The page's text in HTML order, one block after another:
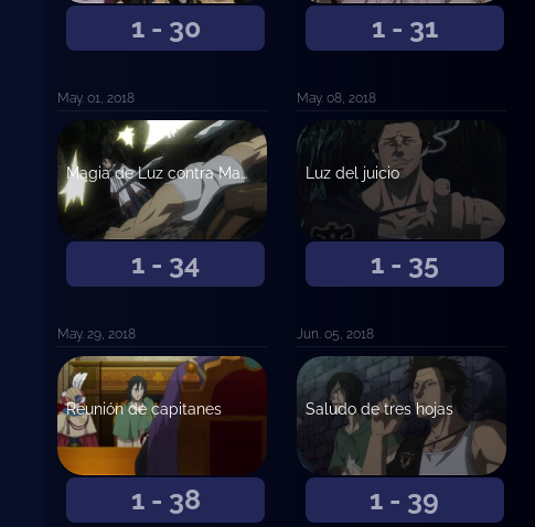
1 - 30
May. 01, 2018
1 - 31
May. 08, 2018
1 - 34
Magia de Luz contra Magia de Oscuridad
May. 29, 2018
1 - 35
Luz del juicio
Jun. 05, 2018
1 - 38
Reunión de capitanes
1 - 39
Saludo de tres hojas